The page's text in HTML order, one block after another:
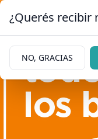
¿Querés recibir
NO, GRACIAS